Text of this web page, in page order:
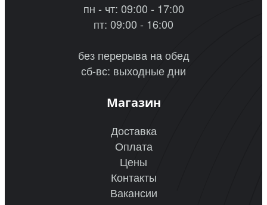
пн - чт: 09:00 - 17:00
пт: 09:00 - 16:00
без перерыва на обед
сб-вс: выходные дни
Магазин
Доставка
Оплата
Цены
Контакты
Вакансии